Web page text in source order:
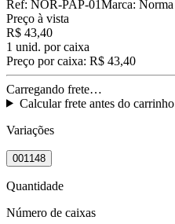
Ref: NOR-PAP-01Marca: Norma
Preço à vista
R$ 43,40
1 unid. por caixa
Preço por caixa: R$ 43,40
Carregando frete…
Calcular frete antes do carrinho
Variações
001148
Quantidade
Número de caixas